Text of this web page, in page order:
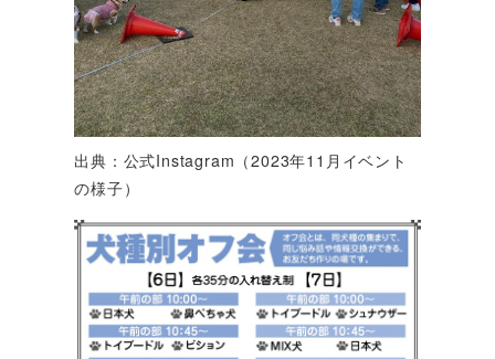
出典：公式Instagram（2023年11月イベント
の様子）